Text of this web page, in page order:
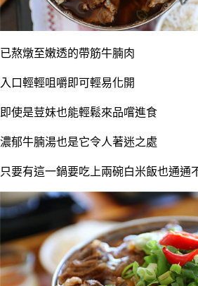
已熬燉至嫩透的帶筋牛腩肉
入口輕輕咀嚼即可輕易化開
即使是荳妹也能輕鬆來品嚐進食
濃郁牛腩湯也是它令人著迷之處
只要有這一鍋要吃上兩碗白米飯也通通